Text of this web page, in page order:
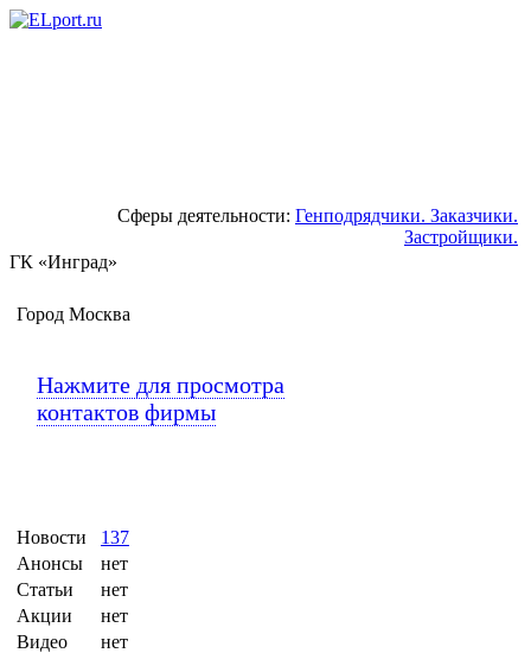
Сферы деятельности: Генподрядчики. Заказчики.
Застройщики.
ГК «Инград»
Город Москва
Нажмите для просмотра
контактов фирмы
Новости
137
Анонсы
нет
Статьи
нет
Акции
нет
Видео
нет